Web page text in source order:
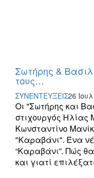
Σωτήρης &
τους…
ΣΥΝΕΝΤΕΥΞΕΙΣ26
Οι "Σωτήρης και
στιχουργός Ηλίας
Κωνσταντίνο
"Καραβάνι". Ένα
“Καραβάνι”. Πώς
και γιατί